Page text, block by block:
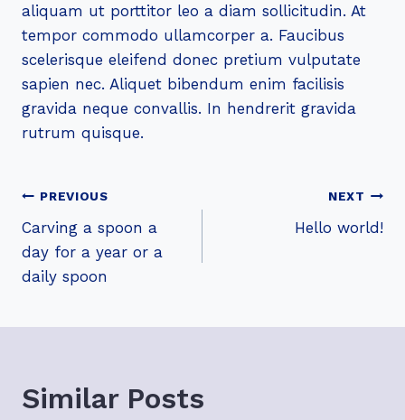
aliquam ut porttitor leo a diam sollicitudin. At
tempor commodo ullamcorper a. Faucibus
scelerisque eleifend donec pretium vulputate
sapien nec. Aliquet bibendum enim facilisis
gravida neque convallis. In hendrerit gravida
rutrum quisque.
Post
Navigation
PREVIOUS
Carving a spoon a
day for a year or a
daily spoon
NEXT
Hello world!
Similar Posts